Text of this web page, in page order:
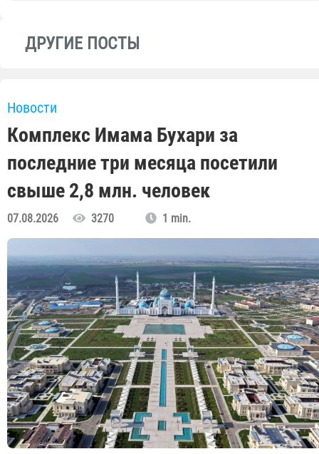
ДРУГИЕ ПОСТЫ
Новости
Комплекс Имама Бухари за
последние три месяца посетили
свыше 2,8 млн. человек
07.08.2026 3270 1 min.